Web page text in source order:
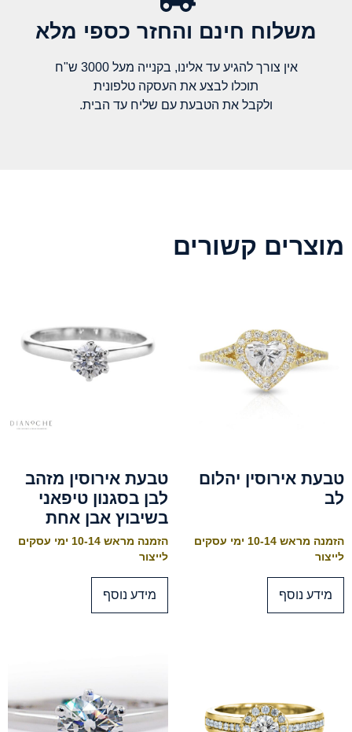
משלוח חינם והחזר כספי מלא​
אין צורך להגיע עד אלינו, בקנייה מעל 3000 ש"ח
תוכלו לבצע את העסקה טלפונית
ולקבל את הטבעת עם שליח עד הבית.
מוצרים קשורים
טבעת אירוסין יהלום
לב
הזמנה מראש 10-14 ימי עסקים
לייצור
מידע נוסף
טבעת אירוסין מזהב
לבן בסגנון טיפאני
בשיבוץ אבן אחת
הזמנה מראש 10-14 ימי עסקים
לייצור
מידע נוסף